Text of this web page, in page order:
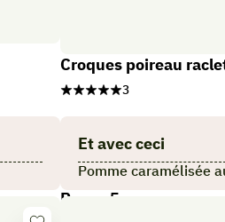
Croques poireau
3
Et avec ceci
Pomme caramélisée
Repas 5